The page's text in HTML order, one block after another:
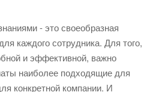
- это своеобразная
каждого сотрудника. Для того,
и эффективной, важно
наиболее подходящие для
конкретной компании. И